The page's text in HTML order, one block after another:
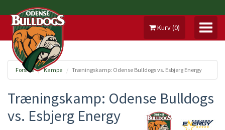
Kurv(0)
MIN KONTO
KAMPE
Forside Kampe Træningskamp: Odense Bulldogs vs. Esbjerg Energy
Træningskamp: Odense Bulldogs
vs. Esbjerg Energy